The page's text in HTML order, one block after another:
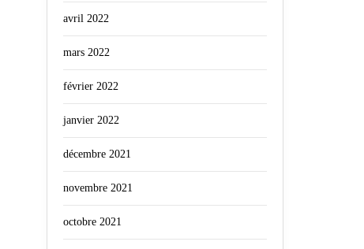
avril 2022
mars 2022
février 2022
janvier 2022
décembre 2021
novembre 2021
octobre 2021